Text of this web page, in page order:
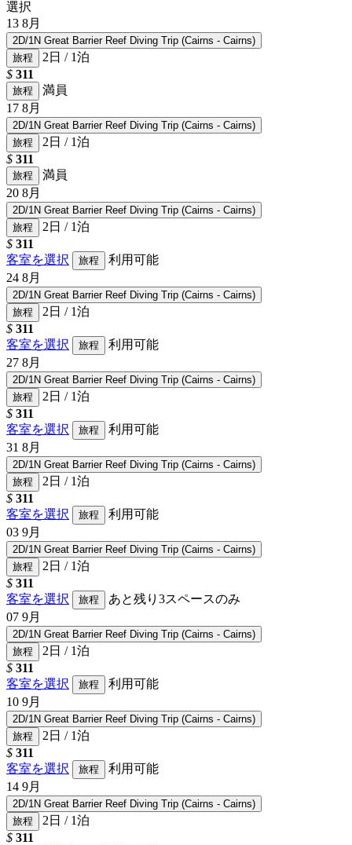
選択
13 8月
2D/1N Great Barrier Reef Diving Trip (Cairns - Cairns)
旅程
2日 / 1泊
$ 311
旅程
満員
17 8月
2D/1N Great Barrier Reef Diving Trip (Cairns - Cairns)
旅程
2日 / 1泊
$ 311
旅程
満員
20 8月
2D/1N Great Barrier Reef Diving Trip (Cairns - Cairns)
旅程
2日 / 1泊
$ 311
客室を選択
旅程
利用可能
24 8月
2D/1N Great Barrier Reef Diving Trip (Cairns - Cairns)
旅程
2日 / 1泊
$ 311
客室を選択
旅程
利用可能
27 8月
2D/1N Great Barrier Reef Diving Trip (Cairns - Cairns)
旅程
2日 / 1泊
$ 311
客室を選択
旅程
利用可能
31 8月
2D/1N Great Barrier Reef Diving Trip (Cairns - Cairns)
旅程
2日 / 1泊
$ 311
客室を選択
旅程
利用可能
03 9月
2D/1N Great Barrier Reef Diving Trip (Cairns - Cairns)
旅程
2日 / 1泊
$ 311
客室を選択
旅程
あと残り3スペースのみ
07 9月
2D/1N Great Barrier Reef Diving Trip (Cairns - Cairns)
旅程
2日 / 1泊
$ 311
客室を選択
旅程
利用可能
10 9月
2D/1N Great Barrier Reef Diving Trip (Cairns - Cairns)
旅程
2日 / 1泊
$ 311
客室を選択
旅程
利用可能
14 9月
2D/1N Great Barrier Reef Diving Trip (Cairns - Cairns)
旅程
2日 / 1泊
$ 311